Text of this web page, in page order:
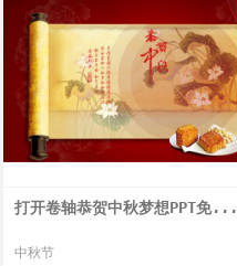
打开卷轴恭贺中秋梦想PPT免...
中秋节